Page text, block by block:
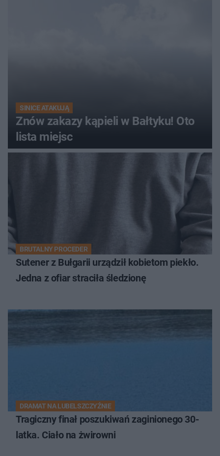
SINICE ATAKUJĄ
Znów zakazy kąpieli w Bałtyku! Oto
lista miejsc
BRUTALNY PROCEDER
Sutener z Bułgarii urządził kobietom piekło.
Jedna z ofiar straciła śledzionę
DRAMAT NA LUBELSZCZYŹNIE
Tragiczny finał poszukiwań zaginionego 30-
latka. Ciało na żwirowni